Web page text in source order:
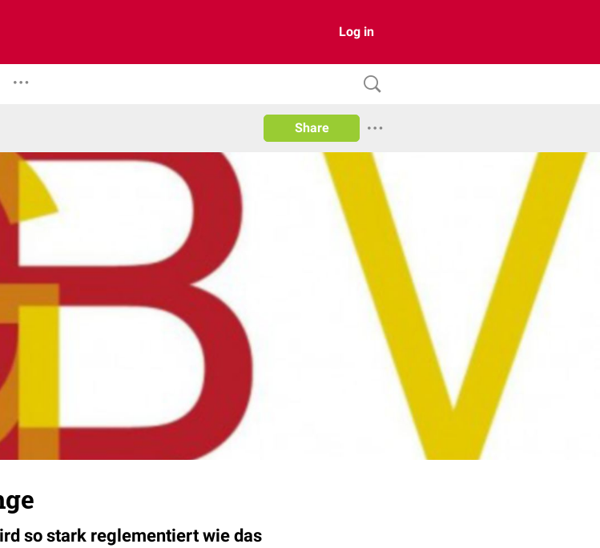
Log in
Share
so stark reglementiert wie das